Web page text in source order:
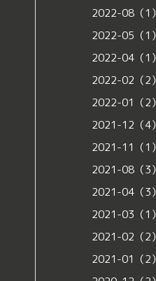
2022-08（1）
2022-05（1）
2022-04（1）
2022-02（2）
2022-01（2）
2021-12（4）
2021-11（1）
2021-08（3）
2021-04（3）
2021-03（1）
2021-02（2）
2021-01（2）